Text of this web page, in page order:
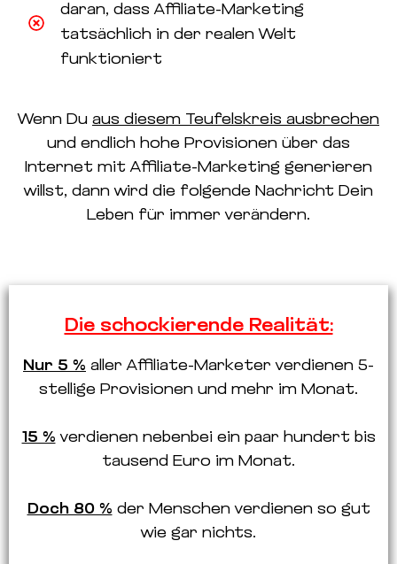
daran, dass Affiliate-Marketing
tatsächlich in der realen Welt
funktioniert
Wenn Du aus diesem Teufelskreis ausbrechen
und endlich hohe Provisionen über das
Internet mit Affiliate-Marketing generieren
willst, dann wird die folgende Nachricht Dein
Leben für immer verändern.
Die schockierende Realität:
Nur 5 % aller Affiliate-Marketer verdienen 5-
stellige Provisionen und mehr im Monat.
15 % verdienen nebenbei ein paar hundert bis
tausend Euro im Monat.
Doch 80 % der Menschen verdienen so gut
wie gar nichts.